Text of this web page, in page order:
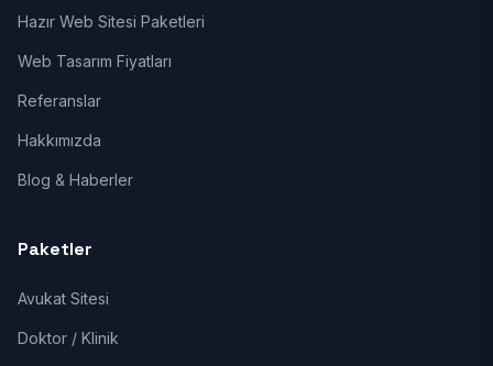
Hazır Web Sitesi Paketleri
Web Tasarım Fiyatları
Referanslar
Hakkımızda
Blog & Haberler
Paketler
Avukat Sitesi
Doktor / Klinik